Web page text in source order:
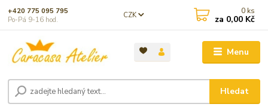
Menu
CZK
Hledat
+420 775 095 795
Po-Pá 9-16 hod.
0 ks
za 0,00 Kč